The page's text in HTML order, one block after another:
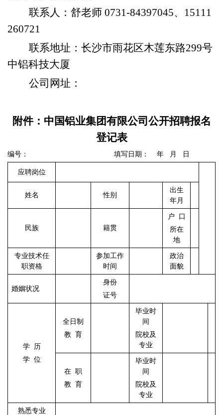
联系人： 舒老师 0731-84397045、 15111
260721
联系地址：长沙市雨花区木莲东路299号
中铝科技大厦
公司网址：
附件： 中国铝业集团有限公司公开招聘报名
登记表
编号： 填写日期： 年 月 日
应聘岗位
姓名 性别
出生
年月
民族 籍贯
户
口
所在
地
专业技术任
职资格
参加工作
时间
政治
面貌
婚姻状况
身份
证号
学
历
学 位
全日制
教 育
毕业时
间
院校及
专业
在 职
教 育
毕业时
间
院校及
专业
熟悉专业